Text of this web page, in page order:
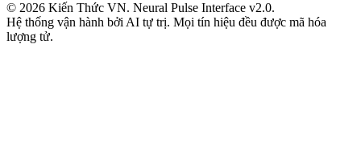
© 2026 Kiến Thức VN. Neural Pulse Interface v2.0.
Hệ thống vận hành bởi AI tự trị. Mọi tín hiệu đều được mã hóa
lượng tử.